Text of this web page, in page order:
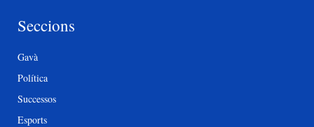
Seccions
Gavà
Política
Successos
Esports